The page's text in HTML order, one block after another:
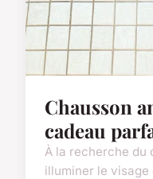
Chausson
cadeau
À la recherche du
illuminer le